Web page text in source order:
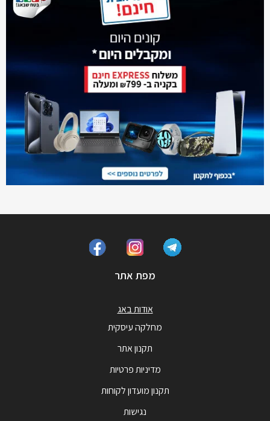
מפת אתר
אודות באג
מחלקה עיסקית
תקנון אתר
מדיניות פרטיות
תקנון מועדון לקוחות
נגישות